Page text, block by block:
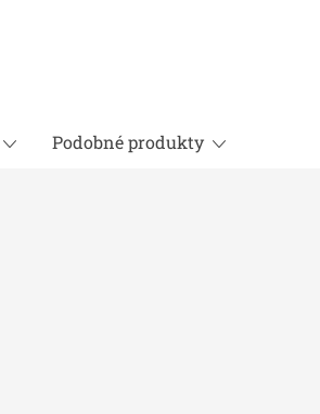
Podobné produkty